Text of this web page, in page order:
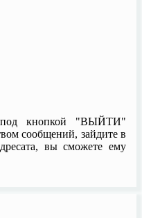
кнопкой "ВЫЙТИ"
сообщений, зайдите в
вы сможете ему